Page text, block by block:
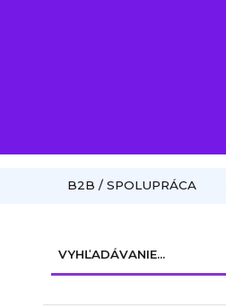
B2B / SPOLUPRÁCA